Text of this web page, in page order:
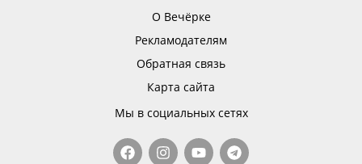
О Вечёрке
Рекламодателям
Обратная связь
Карта сайта
Мы в социальных сетях